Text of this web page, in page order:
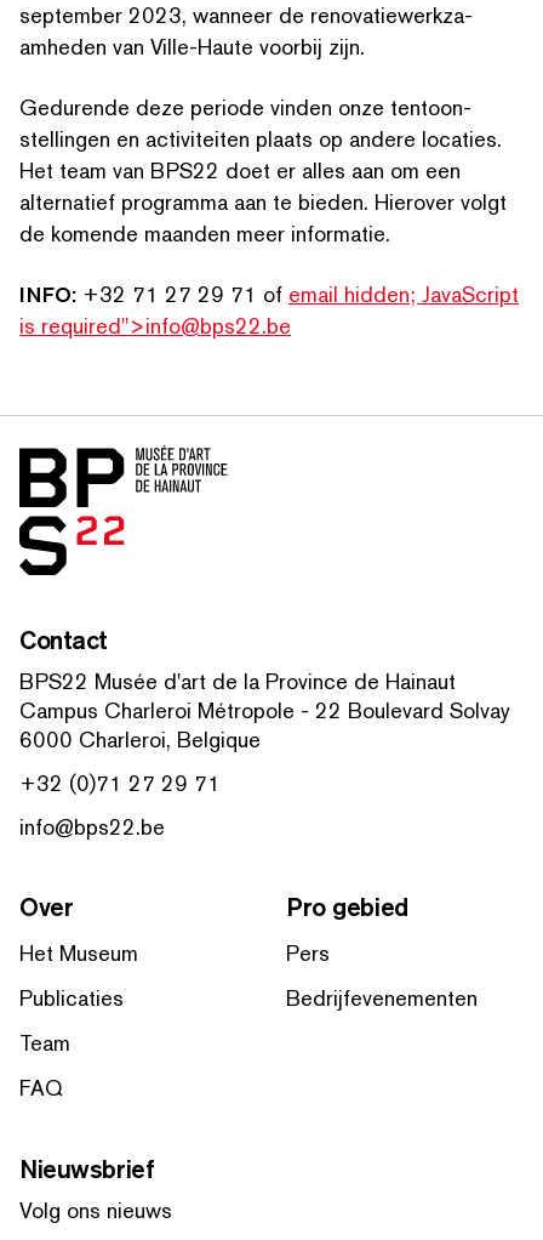
september 2023, wanneer de ren­o­vatiew­erkza­
amhe­den van Ville-Haute voorbij zijn.
Gedurende deze periode vinden onze ten­toon­
stellin­gen en activiteit­en plaats op andere locaties.
Het team van BPS22 doet er alles aan om een
alternatief programma aan te bieden. Hierover volgt
de komende maanden meer informatie.
INFO: +32 71 27 29 71 of email hidden; JavaScript
is required">info@bps22.be
Home
Contact
BPS22 Musée d'art de la Province de Hainaut
Campus Charleroi Métropole - 22 Boulevard Solvay
6000 Charleroi, Belgique
+32 (0)71 27 29 71
info@bps22.be
Over
Het Museum
Publicaties
Team
FAQ
Pro gebied
Pers
Bedrijfevenementen
Nieuwsbrief
Volg ons nieuws